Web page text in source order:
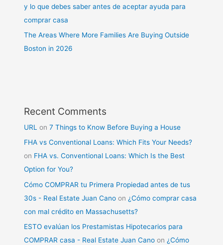
y lo que debes saber antes de aceptar ayuda para
comprar casa
The Areas Where More Families Are Buying Outside
Boston in 2026
Recent Comments
URL on7 Things to Know Before Buying a House
FHA vs Conventional Loans: Which Fits Your Needs?
on FHA vs. Conventional Loans: Which Is the Best
Option for You?
Cómo COMPRAR tu Primera Propiedad antes de tus
30s - Real Estate Juan Cano on ¿Cómo comprar casa
con mal crédito en Massachusetts?
ESTO evalúan los Prestamistas Hipotecarios para
COMPRAR casa - Real Estate Juan Cano on¿Cómo